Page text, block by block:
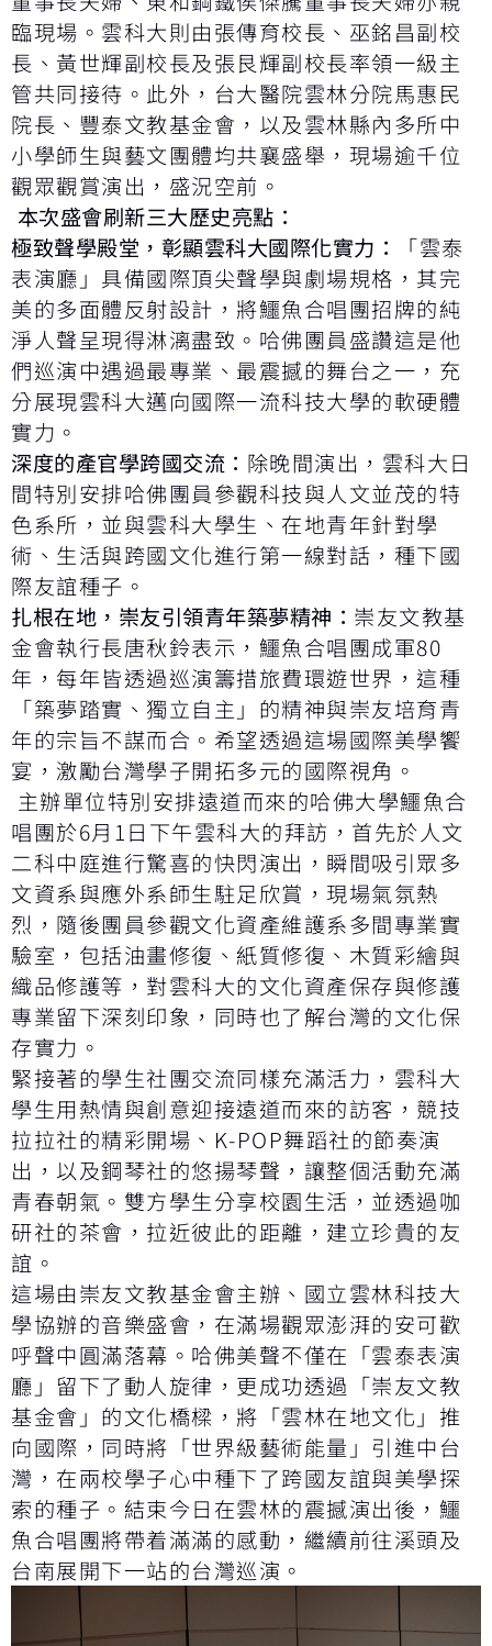
臨現場。雲科大則由張傳育校長、巫銘昌副校
長、黃世輝副校長及張艮輝副校長率領一級主
管共同接待。此外，台大醫院雲林分院馬惠民
院長、豐泰文教基金會，以及雲林縣內多所中
小學師生與藝文團體均共襄盛舉，現場逾千位
觀眾觀賞演出，盛況空前。
本次盛會刷新三大歷史亮點：
極致聲學殿堂，彰顯雲科大國際化實力：
「雲泰
表演廳」具備國際頂尖聲學與劇場規格，其完
美的多面體反射設計，將鱷魚合唱團招牌的純
淨人聲呈現得淋漓盡致。哈佛團員盛讚這是他
們巡演中遇過最專業、最震撼的舞台之一，充
分展現雲科大邁向國際一流科技大學的軟硬體
實力。
深度的產官學跨國交流： 除晚間演出，雲科大日
間特別安排哈佛團員參觀科技與人文並茂的特
色系所，並與雲科大學生、在地青年針對學
術、生活與跨國文化進行第一線對話，種下國
際友誼種子。
扎根在地，崇友引領青年築夢精神： 崇友文教基
金會執行長唐秋鈴表示，鱷魚合唱團成軍80
年，每年皆透過巡演籌措旅費環遊世界，這種
「築夢踏實、獨立自主」的精神與崇友培育青
年的宗旨不謀而合。希望透過這場國際美學饗
宴，激勵台灣學子開拓多元的國際視角。
主辦單位特別安排遠道而來的哈佛大學鱷魚合
唱團於6月1日下午雲科大的拜訪，首先於人文
二科中庭進行驚喜的快閃演出，瞬間吸引眾多
文資系與應外系師生駐足欣賞，現場氣氛熱
烈，隨後團員參觀文化資產維護系多間專業實
驗室，包括油畫修復、紙質修復、木質彩繪與
織品修護等，對雲科大的文化資產保存與修護
專業留下深刻印象，同時也了解台灣的文化保
存實力。
緊接著的學生社團交流同樣充滿活力，雲科大
學生用熱情與創意迎接遠道而來的訪客，競技
拉拉社的精彩開場、K-POP舞蹈社的節奏演
出，以及鋼琴社的悠揚琴聲，讓整個活動充滿
青春朝氣。雙方學生分享校園生活，並透過咖
研社的茶會，拉近彼此的距離，建立珍貴的友
誼。
這場由崇友文教基金會主辦、國立雲林科技大
學協辦的音樂盛會，在滿場觀眾澎湃的安可歡
呼聲中圓滿落幕。哈佛美聲不僅在「雲泰表演
廳」留下了動人旋律，更成功透過「崇友文教
基金會」的文化橋樑，將「雲林在地文化」推
向國際，同時將「世界級藝術能量」引進中台
灣，在兩校學子心中種下了跨國友誼與美學探
索的種子。結束今日在雲林的震撼演出後，鱷
魚合唱團將帶着滿滿的感動，繼續前往溪頭及
台南展開下一站的台灣巡演。